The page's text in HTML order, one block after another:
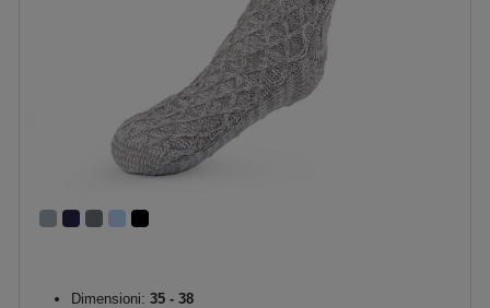
Dimensioni: 35 - 38